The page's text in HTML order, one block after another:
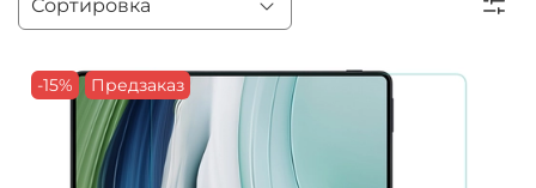
-15% Предзаказ